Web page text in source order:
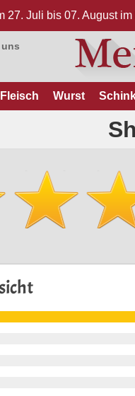
27. Juli bis 07. August
uns
Fleisch Wurst